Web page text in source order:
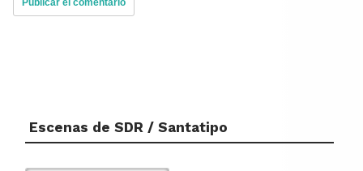
Escenas de SDR / Santatipo